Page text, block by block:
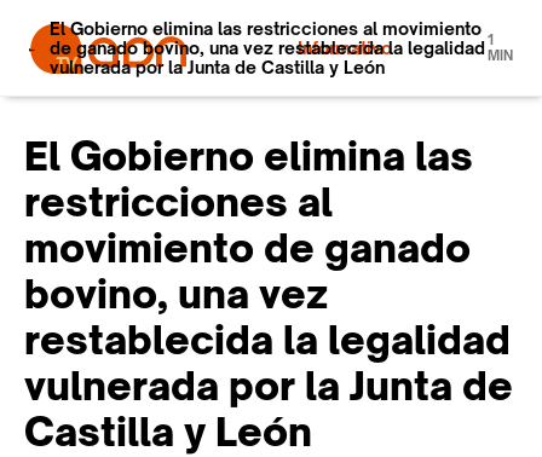
Informativo
El Gobierno elimina las restricciones al movimiento
de ganado bovino, una vez restablecida la legalidad
vulnerada por la Junta de Castilla y León
1
MIN
El Gobierno elimina las
restricciones al
movimiento de ganado
bovino, una vez
restablecida la legalidad
vulnerada por la Junta de
Castilla y León